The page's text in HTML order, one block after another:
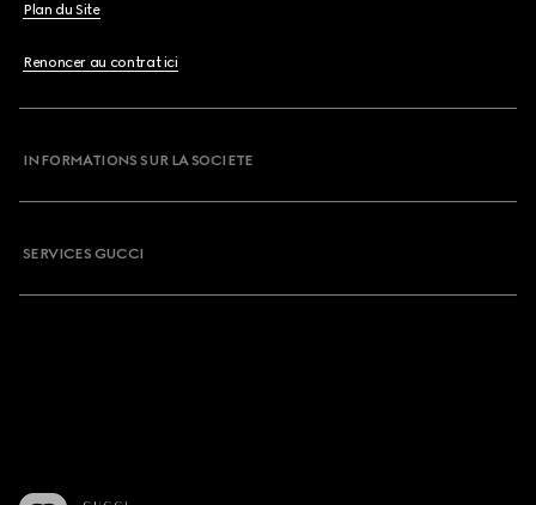
Plan du Site
Renoncer au contrat ici
INFORMATIONS SUR LA SOCIETE
SERVICES GUCCI